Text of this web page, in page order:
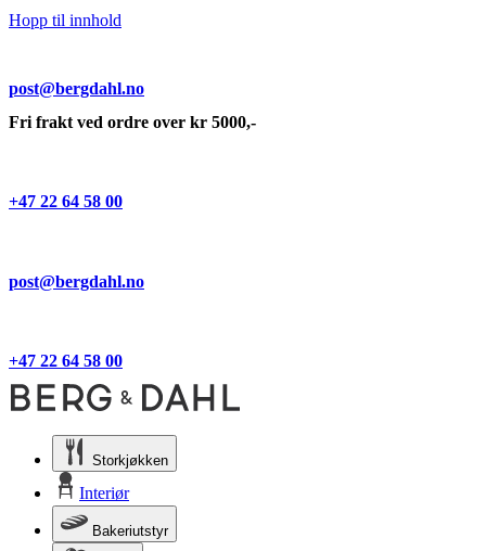
Hopp til innhold
post@bergdahl.no
Fri frakt ved ordre over kr 5000,-
+47 22 64 58 00
post@bergdahl.no
+47 22 64 58 00
Storkjøkken
Interiør
Bakeriutstyr